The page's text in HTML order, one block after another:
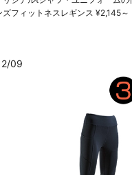
ズフィットネスレギンス ¥2,145～
09